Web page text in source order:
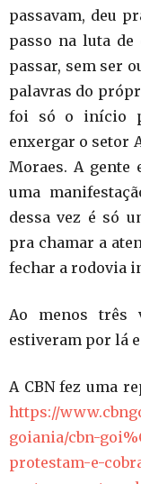
passavam, deu
passo na luta
passar, sem ser
palavras do
foi só o início
enxergar o setor
Moraes. A gente
uma
dessa vez é só
pra chamar a
fechar a rodovia
Ao menos três
estiveram por lá
A CBN fez uma
https://
goiania/cbn-
protestam-e-